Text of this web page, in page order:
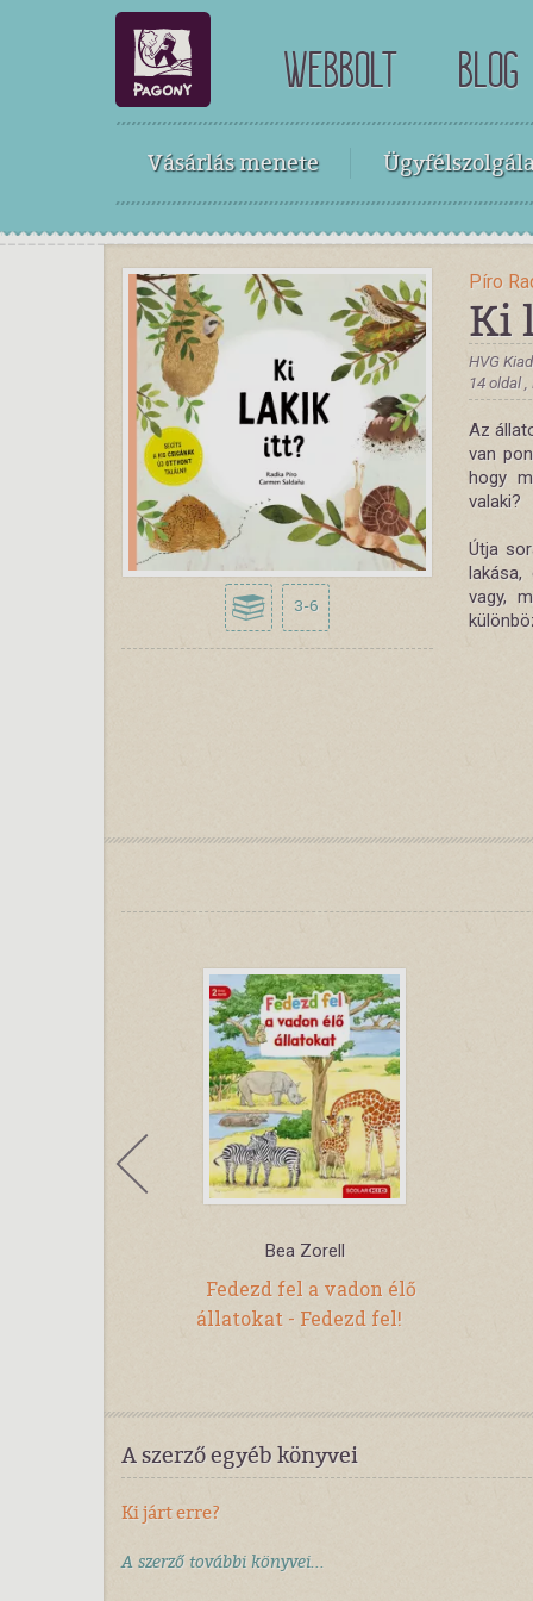
WEBBOLT BLOG
Vásárlás menete
3-6
Píro
Ki
HVG
14 oldal
Az
van
hogy
valaki?
Útja
vagy,
Bea Zorell
Fedezd fel a vadon élő
állatokat - Fedezd fel!
A szerző egyéb könyvei
Ki járt erre?
A szerző további könyvei...